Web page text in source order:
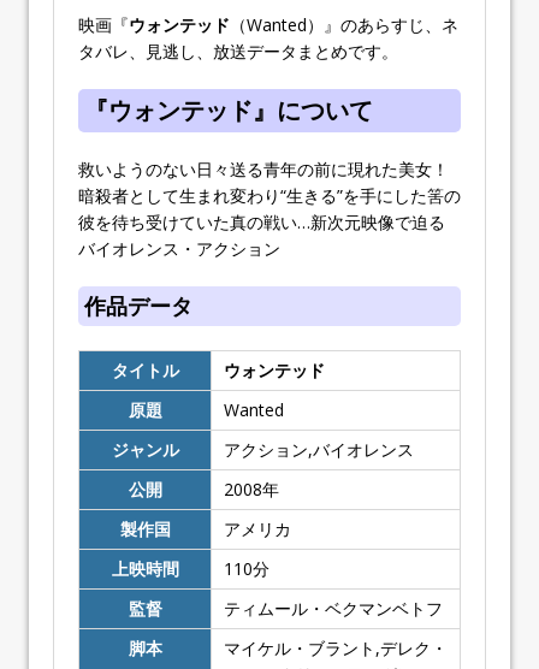
映画『ウォンテッド （Wanted）』のあらすじ、ネ
タバレ、見逃し、放送データまとめです。
『ウォンテッド』について
救いようのない日々送る青年の前に現れた美女！
暗殺者として生まれ変わり“生きる”を手にした筈の
彼を待ち受けていた真の戦い…新次元映像で迫る
バイオレンス・アクション
作品データ
タイトル
ウォンテッド
原題
Wanted
ジャンル
アクション,バイオレンス
公開
2008年
製作国
アメリカ
上映時間
110分
監督
ティムール・ベクマンベトフ
脚本
マイケル・ブラント,デレク・